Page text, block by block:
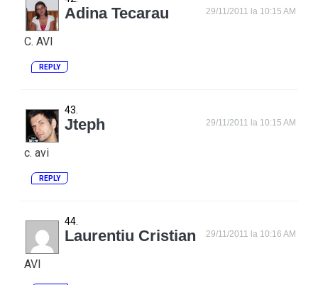
Adina Tecarau 29/11/2011 la 10:15 AM
C. AVI
REPLY
Jteph 29/11/2011 la 10:15 AM
c. avi
REPLY
Laurentiu Cristian 29/11/2011 la 10:16 AM
AVI